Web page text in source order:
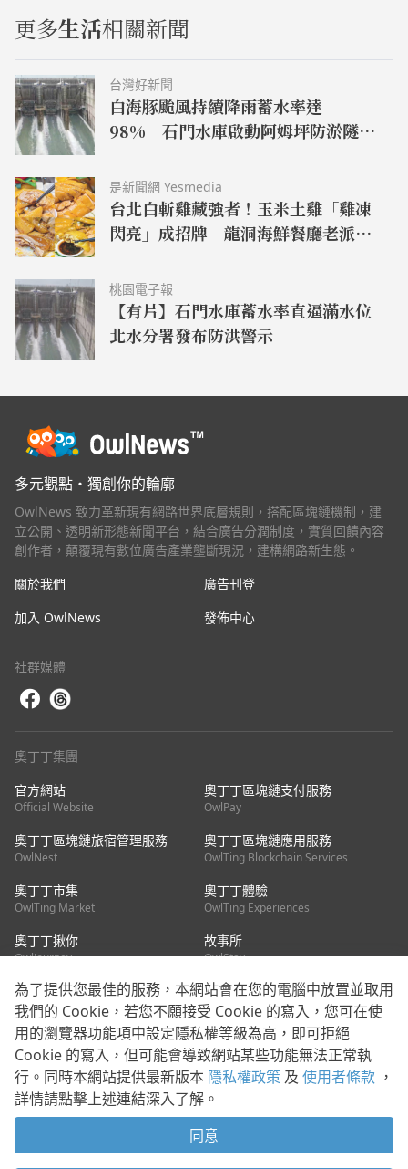
更多生活相關新聞
台灣好新聞
白海豚颱風持續降雨蓄水率達
98% 石門水庫啟動阿姆坪防淤隧道
是新聞網 Yesmedia
台北白斬雞藏強者！玉米土雞「雞凍
閃亮」成招牌 龍洞海鮮餐廳老派台
桃園電子報
【有片】石門水庫蓄水率直逼滿水位
北水分署發布防洪警示
多元觀點・獨創你的輪廓
OwlNews 致力革新現有網路世界底層規則，搭配區塊鏈機制，建
立公開、透明新形態新聞平台，結合廣告分潤制度，實質回饋內容
創作者，顛覆現有數位廣告產業壟斷現況，建構網路新生態。
關於我們
廣告刊登
加入 OwlNews
發佈中心
社群媒體
奧丁丁集團
官方網站
Official Website
奧丁丁區塊鏈支付服務
OwlPay
奧丁丁區塊鏈旅宿管理服務
OwlNest
奧丁丁區塊鏈應用服務
OwlTing Blockchain Services
奧丁丁市集
OwlTing Market
奧丁丁體驗
OwlTing Experiences
奧丁丁揪你
OwlJourney
故事所
OwlStay
聯絡我們
客服信箱：mediapartner@owlting.com
服務信箱 / 廣告洽詢：info_owlnews@owlting.com
媒體合作 / 新聞稿提供：mediapartner@owlting.com
為了提供您最佳的服務，本網站會在您的電腦中放置並取用
我們的 Cookie，若您不願接受 Cookie 的寫入，您可在使
用的瀏覽器功能項中設定隱私權等級為高，即可拒絕
Cookie 的寫入，但可能會導致網站某些功能無法正常執
行。同時本網站提供最新版本 隱私權政策 及 使用者條款 ，
詳情請點擊上述連結深入了解。
同意